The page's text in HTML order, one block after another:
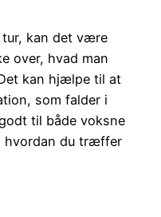
tur, kan det være
over, hvad man
kan hjælpe til at
som falder i
til både voksne
hvordan du træffer